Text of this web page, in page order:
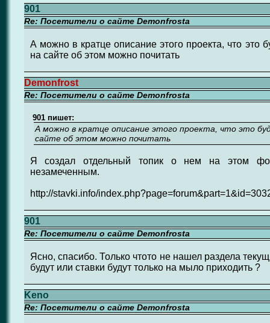
901
Re: Посетители о сайте Demonfrosta
А можно в кратце описание этого проекта, что это
на сайте об этом можно почитать
Demonfrost
Re: Посетители о сайте Demonfrosta
901 пишет:
А можно в кратце описание этого проекта, что это
сайте об этом можно почитать
Я создал отдельный топик о нем на этом
незамеченным.
http://stavki.info/
901
Re: Посетители о сайте Demonfrosta
Ясно, спасибо. Только чтото не нашел раздела
будут или ставки будут только на мыло приходить ?
Keno
Re: Посетители о сайте Demonfrosta